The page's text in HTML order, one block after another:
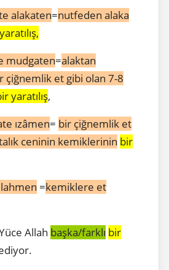
alakaten=nutfeden alaka
mudgaten=alaktan
çiğnemlik et gibi olan 7-8
yaratılış,
ızâmen= bir çiğnemlik et
ceninin kemiklerinin bir
=kemiklere et
Allah başka/farklı bir